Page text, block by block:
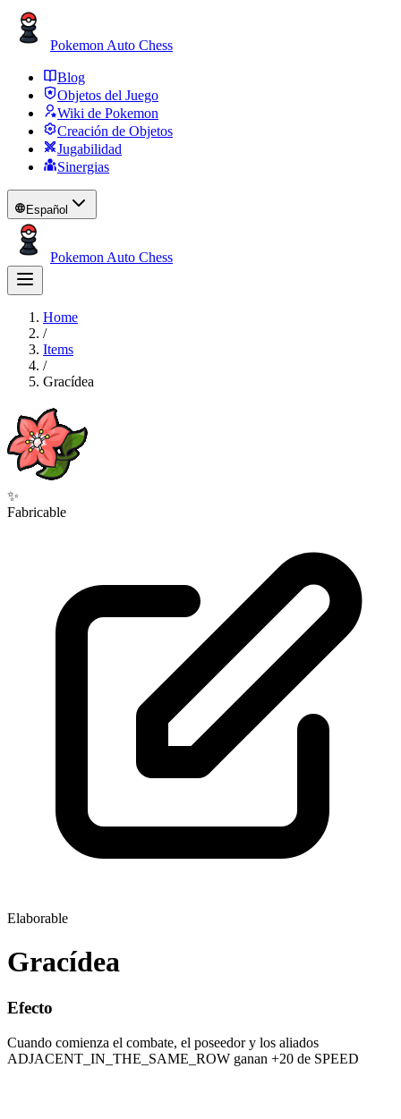
Pokemon Auto Chess
Blog
Objetos del Juego
Wiki de Pokemon
Creación de Objetos
Jugabilidad
Sinergias
Español
Pokemon Auto Chess
Home
/
Items
/
Gracídea
✨
Fabricable
Elaborable
Gracídea
Efecto
Cuando comienza el combate, el poseedor y los aliados
ADJACENT_IN_THE_SAME_ROW ganan +20 de SPEED